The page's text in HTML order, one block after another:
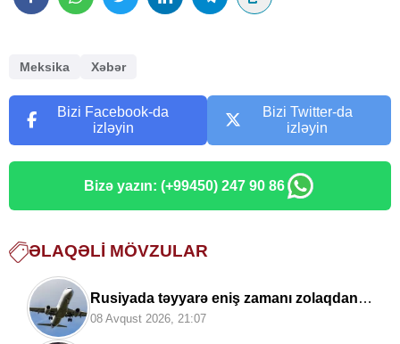
Meksika Xəbər
Bizi Facebook-da
izləyin
Bizi Twitter-da
izləyin
Bizə yazın: (+99450) 247 90 86
ƏLAQƏLI MÖVZULAR
Rusiyada təyyarə eniş zamanı zolaqdan
çıxdı
08 Avqust 2026, 21:07